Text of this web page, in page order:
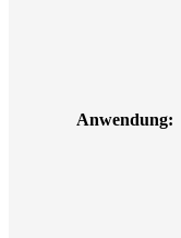
Anwendung: